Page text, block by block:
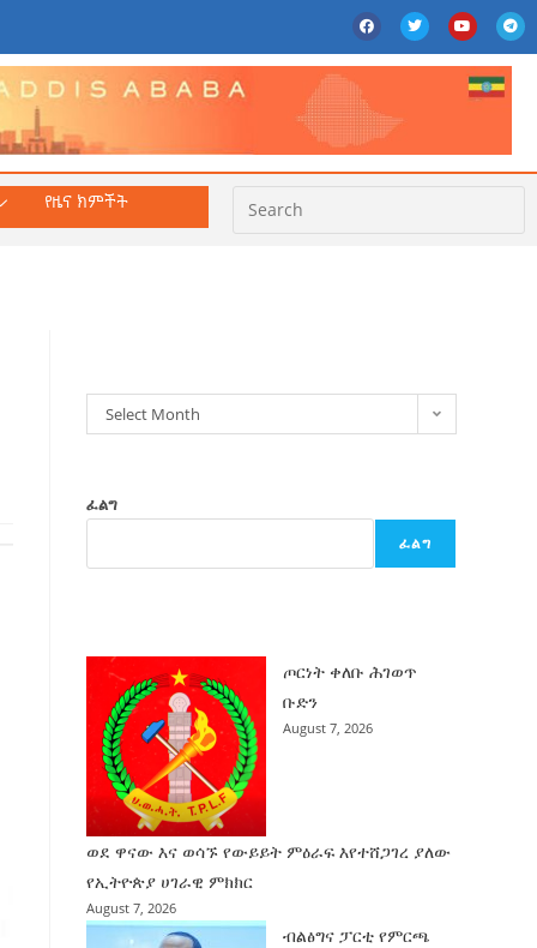
የዜና ክምችት
Select Month
ፈልግ
ፈልግ
ጦርነት ቀለቡ ሕገወጥ
ቡድን
August 7, 2026
ወደ ዋናው እና ወሳኙ የውይይት ምዕራፍ እየተሸጋገረ ያለው
የኢትዮጵያ ሀገራዊ ምክክር
August 7, 2026
ብልፅግና ፓርቲ የምርጫ